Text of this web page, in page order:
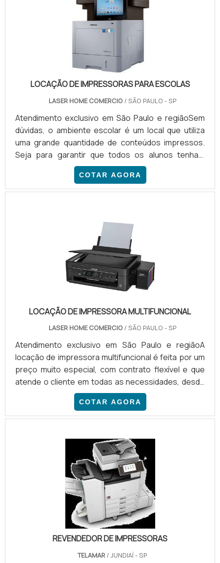
LOCAÇÃO DE IMPRESSORAS PARA ESCOLAS
LASER HOME COMERCIO/ SÃO PAULO - SP
Atendimento exclusivo em São Paulo e regiãoSem
dúvidas, o ambiente escolar é um local que utiliza
uma grande quantidade de conteúdos impressos.
Seja para garantir que todos os alunos tenham
atividades em mãos, ou para realizar o arquivamento
de informações institucionais, a demanda pode
apresentar um alto custo. Visando baratear o
PRINCIPAIS VANTAGENS DO SERVIÇO Diante do que
já foi apresentado, o se.
COTAR AGORA
LOCAÇÃO DE IMPRESSORA MULTIFUNCIONAL
LASER HOME COMERCIO/ SÃO PAULO - SP
Atendimento exclusivo em São Paulo e regiãoA
locação de impressora multifuncional é feita por um
preço muito especial, com contrato flexível e que
atende o cliente em todas as necessidades, desde
o suporte técnico imediato para as máquinas até a
reposição de suprimentos para os
equipamentos.Além disso, locação de impressora
vários tamanhos e capacidades, além de serem das
melhores marcas do mercado, com destaque para
Canon, Xerox, HP, Epson, Brother,.
COTAR AGORA
REVENDEDOR DE IMPRESSORAS
TELAMAR / JUNDIAÍ - SP